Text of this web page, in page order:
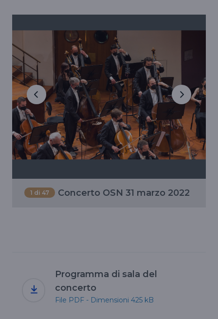
Programma di sala del
concerto
File PDF - Dimensioni 425 kB